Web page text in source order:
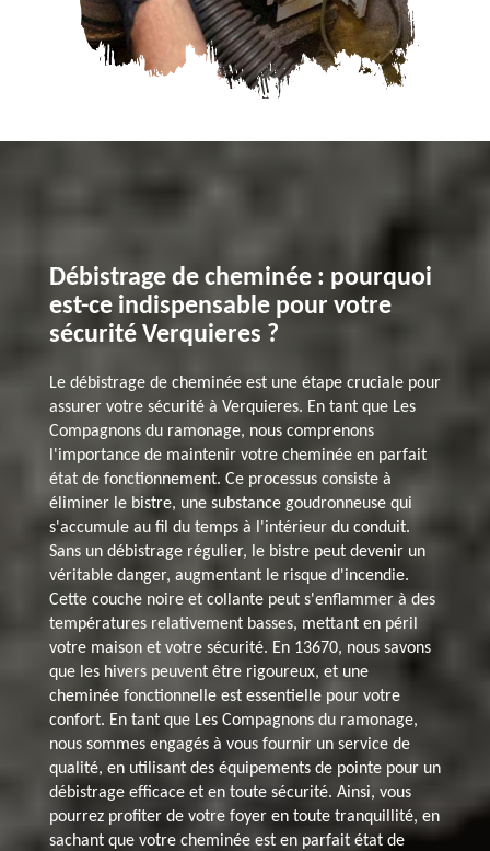
Débistrage de cheminée : pourquoi
est-ce indispensable pour votre
sécurité Verquieres ?
Le débistrage de cheminée est une étape cruciale pour
assurer votre sécurité à Verquieres. En tant que Les
Compagnons du ramonage, nous comprenons
l'importance de maintenir votre cheminée en parfait
état de fonctionnement. Ce processus consiste à
éliminer le bistre, une substance goudronneuse qui
s'accumule au fil du temps à l'intérieur du conduit.
Sans un débistrage régulier, le bistre peut devenir un
véritable danger, augmentant le risque d'incendie.
Cette couche noire et collante peut s'enflammer à des
températures relativement basses, mettant en péril
votre maison et votre sécurité. En 13670, nous savons
que les hivers peuvent être rigoureux, et une
cheminée fonctionnelle est essentielle pour votre
confort. En tant que Les Compagnons du ramonage,
nous sommes engagés à vous fournir un service de
qualité, en utilisant des équipements de pointe pour un
débistrage efficace et en toute sécurité. Ainsi, vous
pourrez profiter de votre foyer en toute tranquillité, en
sachant que votre cheminée est en parfait état de